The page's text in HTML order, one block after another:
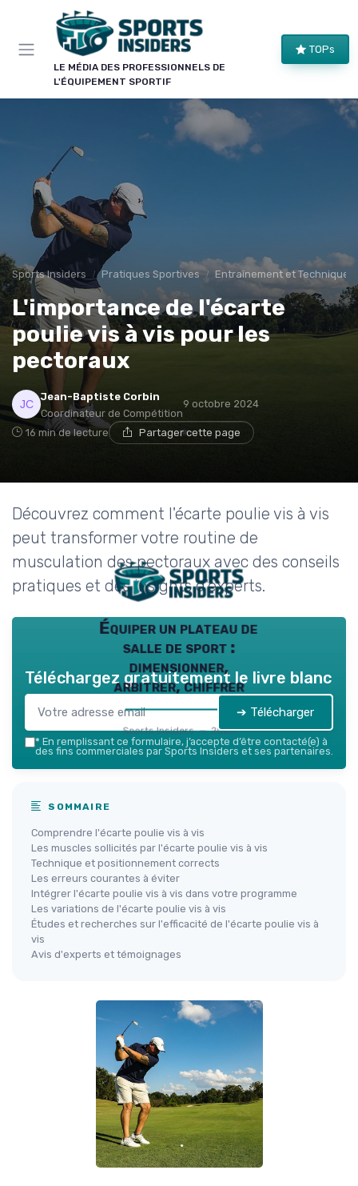
LE MÉDIA DES PROFESSIONNELS DE
L'ÉQUIPEMENT SPORTIF
TOPs
Sports Insiders Pratiques Sportives Entraînement et Techniques
L'importance de l'écarte
poulie vis à vis pour les
pectoraux
Jean-Baptiste Corbin
Coordinateur de Compétition
9 octobre 2024
16 min de lecture Partager cette page
Découvrez comment l'écarte poulie vis à vis
peut transformer votre routine de
musculation des pectoraux avec des conseils
pratiques et des insights d'experts.
Équiper un plateau de
salle de sport :
dimensionner,
arbitrer, chiffrer
Sports Insiders — 2026
Téléchargez gratuitement le livre blanc
➔ Télécharger
* En remplissant ce formulaire, j’accepte d’être contacté(e) à
des fins commerciales par Sports Insiders et ses partenaires.
SOMMAIRE
Comprendre l'écarte poulie vis à vis
Les muscles sollicités par l'écarte poulie vis à vis
Technique et positionnement corrects
Les erreurs courantes à éviter
Intégrer l'écarte poulie vis à vis dans votre programme
Les variations de l'écarte poulie vis à vis
Études et recherches sur l'efficacité de l'écarte poulie vis à
vis
Avis d'experts et témoignages
→ Je rejoins le club
* En rejoignant le club, j'accepte de recevoir les emails
de Sports Insiders et les offres de ses partenaires.
Panneau de gestion des cookies